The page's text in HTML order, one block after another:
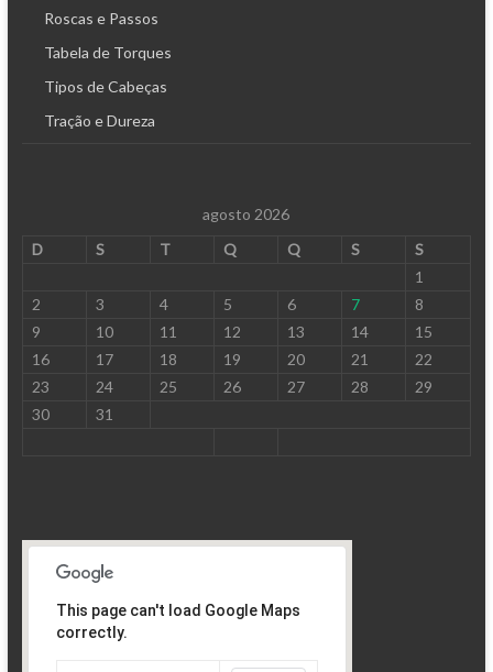
Roscas e Passos
Tabela de Torques
Tipos de Cabeças
Tração e Dureza
agosto 2026
D
S T Q Q S
S
1
2
3 4 5 6 7
8
9
10 11 12 13 14
15
16
17 18 19 20 21
22
23
24 25 26 27 28
29
30
31
This page can't load Google Maps
correctly.